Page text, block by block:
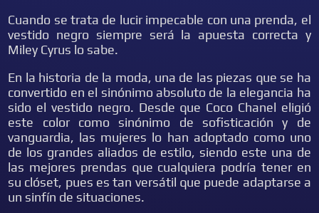
Cuando se trata de lucir impecable con una prenda, el
vestido negro siempre será la apuesta correcta y
Miley Cyrus lo sabe.
En la historia de la moda, una de las piezas que se ha
convertido en el sinónimo absoluto de la elegancia ha
sido el vestido negro. Desde que Coco Chanel eligió
este color como sinónimo de sofisticación y de
vanguardia, las mujeres lo han adoptado como uno
de los grandes aliados de estilo, siendo este una de
las mejores prendas que cualquiera podría tener en
su clóset, pues es tan versátil que puede adaptarse a
un sinfín de situaciones.